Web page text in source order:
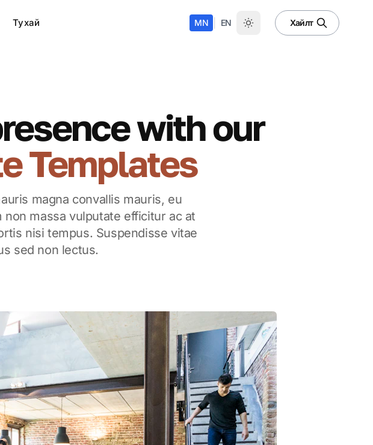
Тухай MN EN Хайлт
with our
Templates
magna convallis mauris, eu
massa vulputate efficitur ac at
nisi tempus. Suspendisse vitae
sed non lectus.